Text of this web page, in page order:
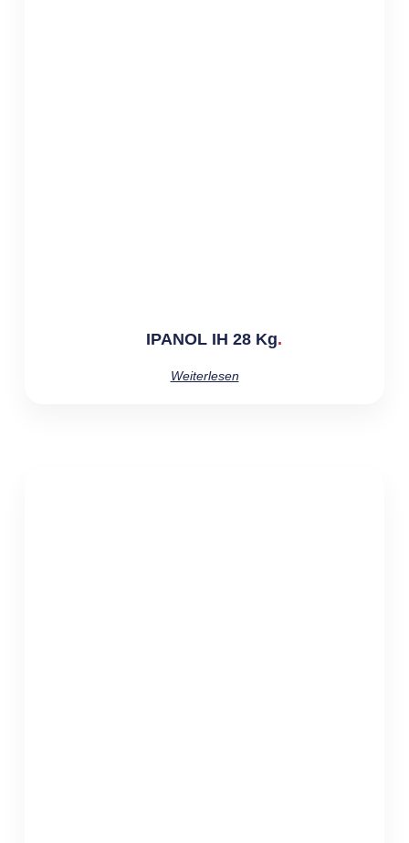
IPANOL IH 28 Kg
Weiterlesen